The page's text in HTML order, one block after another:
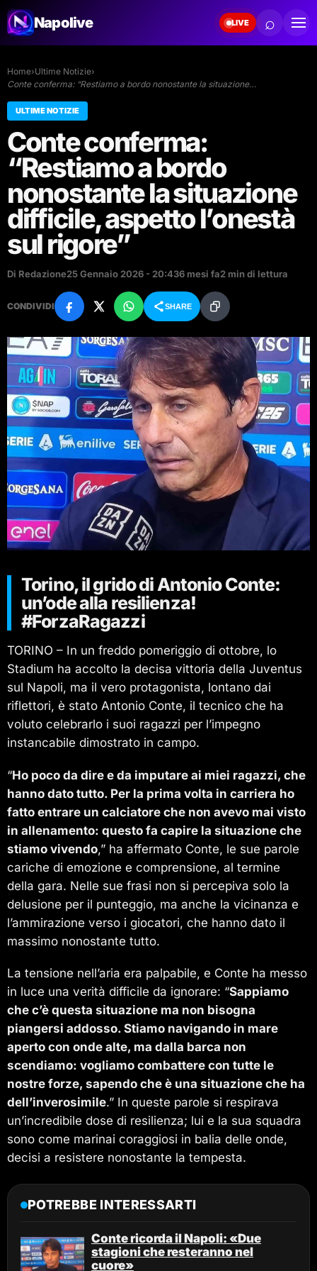
Napolive LIVE ⌕
Home›Ultime Notizie›
Conte conferma: “Restiamo a bordo nonostante la situazione…
ULTIME NOTIZIE
Conte conferma:
“Restiamo a bordo
nonostante la situazione
difficile, aspetto l’onestà
sul rigore”
Di Redazione25 Gennaio 2026 - 20:436 mesi fa2 min di lettura
CONDIVIDI SHARE
Torino, il grido di Antonio Conte:
un’ode alla resilienza!
#ForzaRagazzi
TORINO – In un freddo pomeriggio di ottobre, lo
Stadium ha accolto la decisa vittoria della Juventus
sul Napoli, ma il vero protagonista, lontano dai
riflettori, è stato Antonio Conte, il tecnico che ha
voluto celebrarlo i suoi ragazzi per l’impegno
instancabile dimostrato in campo.
“Ho poco da dire e da imputare ai miei ragazzi, che
hanno dato tutto. Per la prima volta in carriera ho
fatto entrare un calciatore che non avevo mai visto
in allenamento: questo fa capire la situazione che
stiamo vivendo,” ha affermato Conte, le sue parole
cariche di emozione e comprensione, al termine
della gara. Nelle sue frasi non si percepiva solo la
delusione per il punteggio, ma anche la vicinanza e
l’ammirazione verso i giocatori, che hanno dato il
massimo nonostante tutto.
La tensione nell’aria era palpabile, e Conte ha messo
in luce una verità difficile da ignorare: “Sappiamo
che c’è questa situazione ma non bisogna
piangersi addosso. Stiamo navigando in mare
aperto con onde alte, ma dalla barca non
scendiamo: vogliamo combattere con tutte le
nostre forze, sapendo che è una situazione che ha
dell’inverosimile.” In queste parole si respirava
un’incredibile dose di resilienza; lui e la sua squadra
sono come marinai coraggiosi in balia delle onde,
decisi a resistere nonostante la tempesta.
POTREBBE INTERESSARTI
Conte ricorda il Napoli: «Due
stagioni che resteranno nel
cuore»